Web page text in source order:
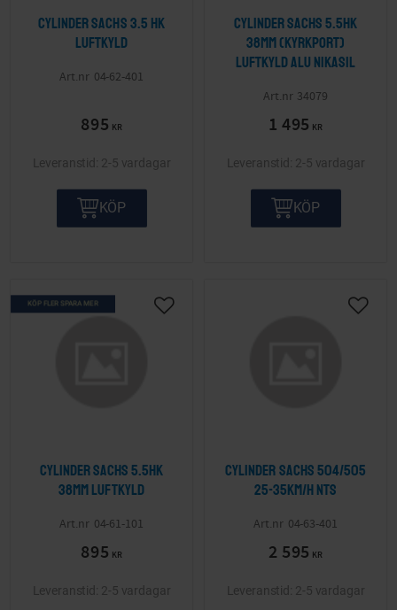
Cylinder Sachs 3.5 HK
Luftkyld
04-62-401
895 KR
2-5 vardagar
KÖP
Cylinder Sachs 5.5hk
38mm (kyrkport)
luftkyld Alu Nikasil
34079
1 495 KR
2-5 vardagar
KÖP
Cylinder Sachs 5.5hk
38mm Luftkyld
04-61-101
895 KR
KÖP FLER SPARA MER
Lägg till i önskelista
2-5 vardagar
Cylinder Sachs 504/505
25-35km/h NTS
04-63-401
2 595 KR
Lägg
2-5 vardagar